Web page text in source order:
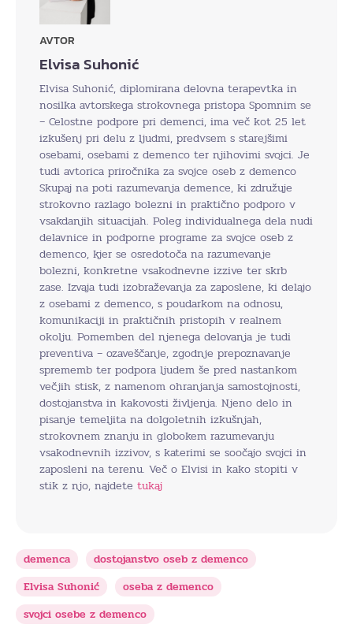
AVTOR
Elvisa Suhonić
Elvisa Suhonić, diplomirana delovna terapevtka in
nosilka avtorskega strokovnega pristopa Spomnim se
– Celostne podpore pri demenci, ima več kot 25 let
izkušenj pri delu z ljudmi, predvsem s starejšimi
osebami, osebami z demenco ter njihovimi svojci. Je
tudi avtorica priročnika za svojce oseb z demenco
Skupaj na poti razumevanja demence, ki združuje
strokovno razlago bolezni in praktično podporo v
vsakdanjih situacijah. Poleg individualnega dela nudi
delavnice in podporne programe za svojce oseb z
demenco, kjer se osredotoča na razumevanje
bolezni, konkretne vsakodnevne izzive ter skrb
zase. Izvaja tudi izobraževanja za zaposlene, ki delajo
z osebami z demenco, s poudarkom na odnosu,
komunikaciji in praktičnih pristopih v realnem
okolju. Pomemben del njenega delovanja je tudi
preventiva – ozaveščanje, zgodnje prepoznavanje
sprememb ter podpora ljudem še pred nastankom
večjih stisk, z namenom ohranjanja samostojnosti,
dostojanstva in kakovosti življenja. Njeno delo in
pisanje temeljita na dolgoletnih izkušnjah,
strokovnem znanju in globokem razumevanju
vsakodnevnih izzivov, s katerimi se soočajo svojci in
zaposleni na terenu. Več o Elvisi in kako stopiti v
stik z njo, najdete tukaj
demenca
dostojanstvo oseb z demenco
Elvisa Suhonić
oseba z demenco
svojci osebe z demenco